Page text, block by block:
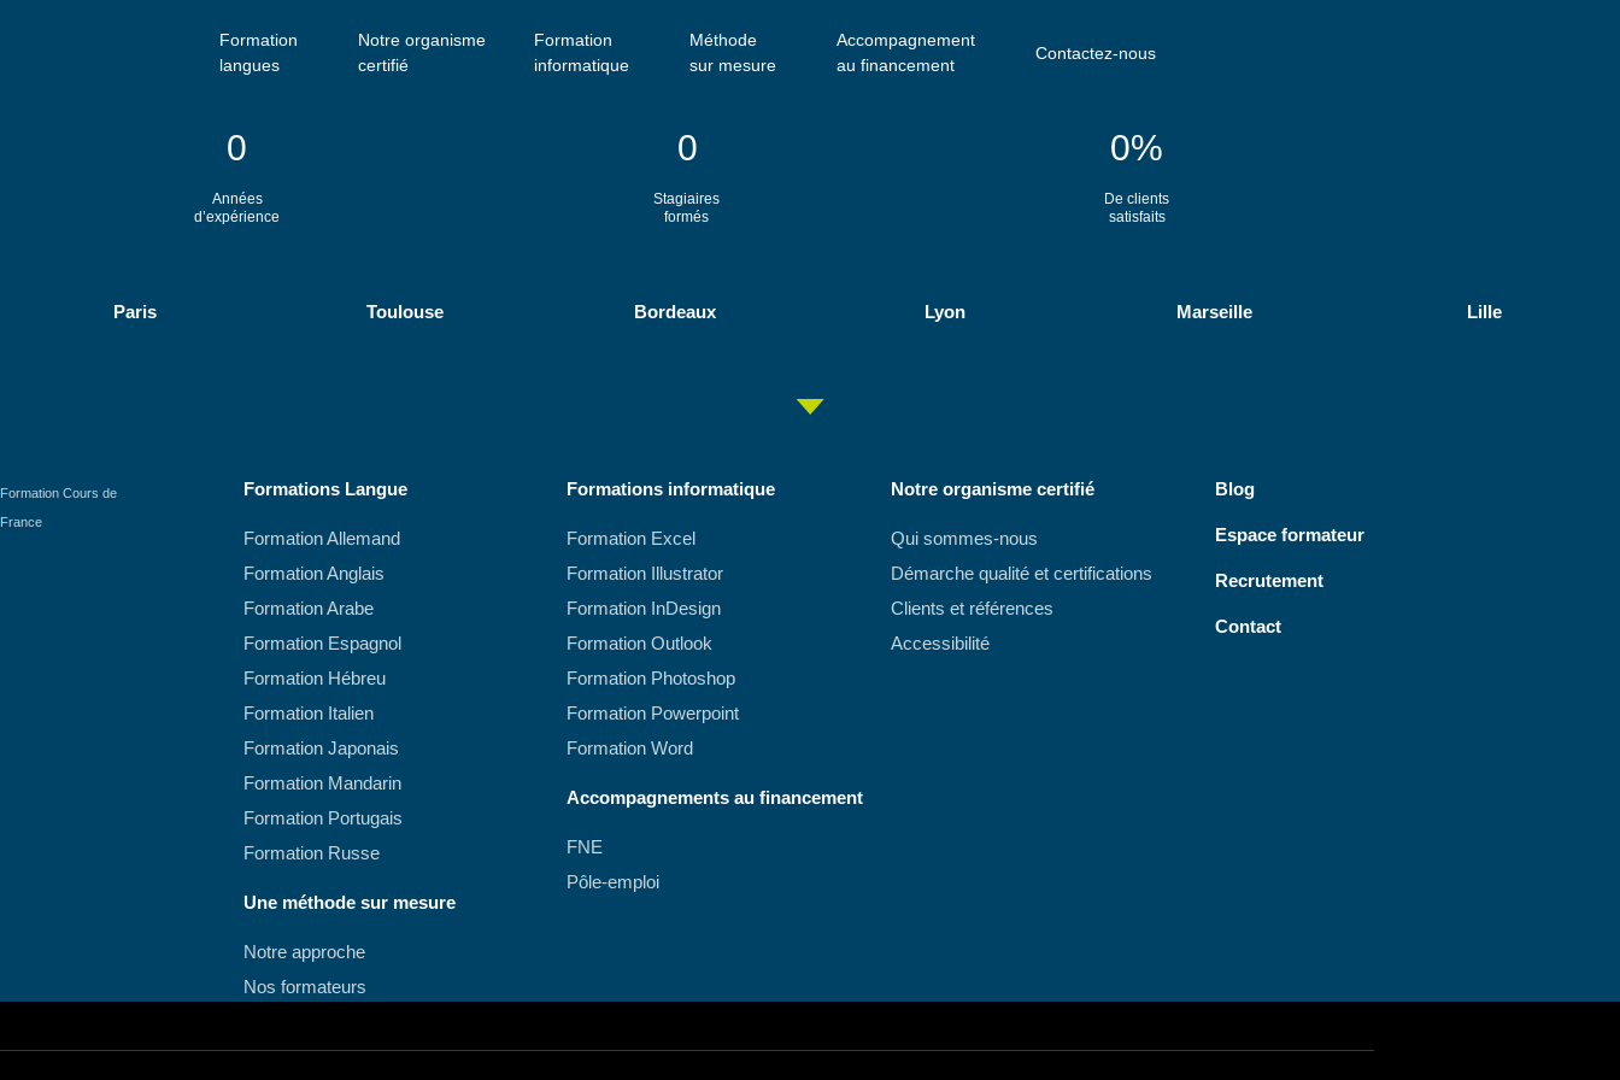
Formation
langues
Notre organisme
certifié
Formation
informatique
Méthode
sur mesure
Accompagnement
au financement
Contactez-nous
0
Années
d’expérience
0
Stagiaires
formés
0%
De clients
satisfaits
Paris Toulouse Bordeaux Lyon Marseille Lille
Formation Cours de
France
Formations Langue
Formation Allemand
Formation Anglais
Formation Arabe
Formation Espagnol
Formation Hébreu
Formation Italien
Formation Japonais
Formation Mandarin
Formation Portugais
Formation Russe
Une méthode sur mesure
Notre approche
Nos formateurs
Formations informatique
Formation Excel
Formation Illustrator
Formation InDesign
Formation Outlook
Formation Photoshop
Formation Powerpoint
Formation Word
Accompagnements au financement
FNE
Pôle-emploi
Notre organisme certifié
Qui sommes-nous
Démarche qualité et certifications
Clients et références
Accessibilité
Blog
Espace formateur
Recrutement
Contact